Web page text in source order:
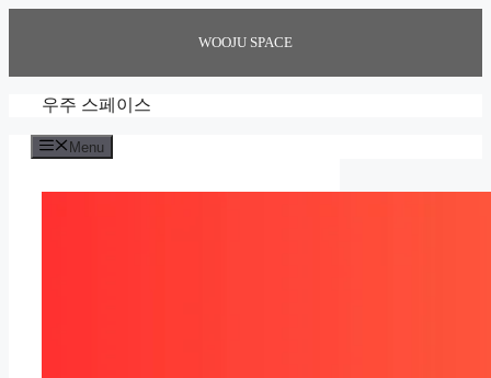
WOOJU SPACE
우주 스페이스
Menu